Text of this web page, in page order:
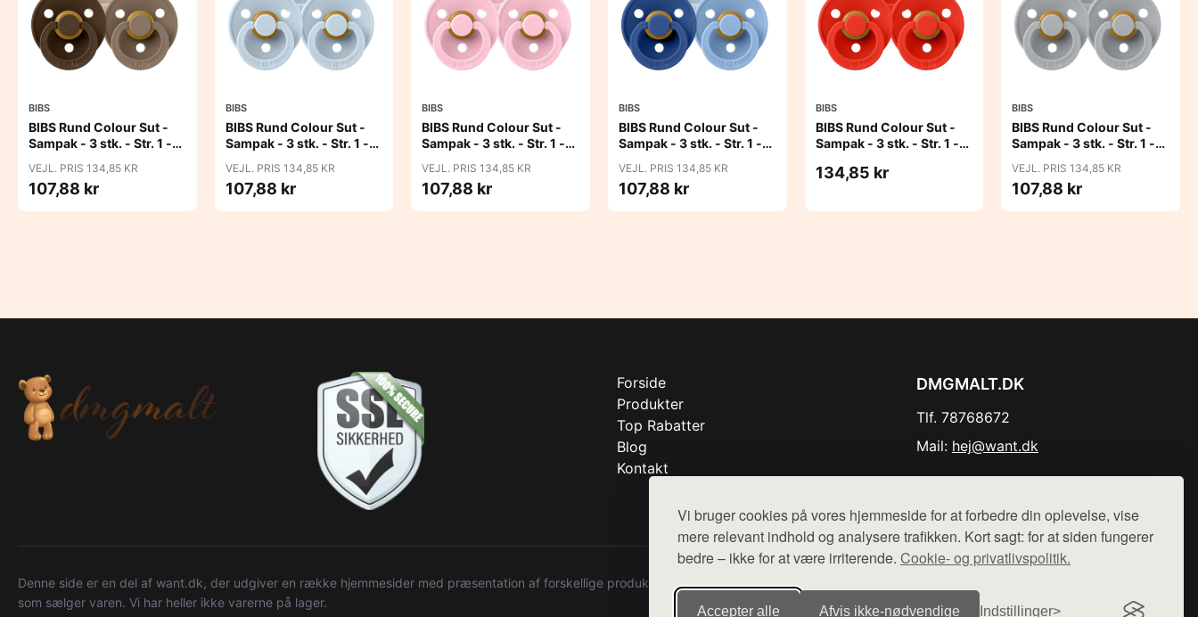
Vi bruger cookies på vores hjemmeside for at forbedre din oplevelse, vise
mere relevant indhold og analysere trafikken. Kort sagt: for at siden fungerer
bedre – ikke for at være irriterende. Cookie- og privatlivspolitik.
Accepter alle Afvis ikke‑nødvendige Indstillinger
BIBS
BIBS Rund Colour Sut -
Sampak - 3 stk. - Str. 1 -
VEJL. PRIS 134,85 KR
107,88 kr
BIBS
BIBS Rund Colour Sut -
Sampak - 3 stk. - Str. 1 -
VEJL. PRIS 134,85 KR
107,88 kr
BIBS
BIBS Rund Colour Sut -
Sampak - 3 stk. - Str. 1 -
VEJL. PRIS 134,85 KR
107,88 kr
BIBS
BIBS Rund Colour Sut -
Sampak - 3 stk. - Str. 1 -
VEJL. PRIS 134,85 KR
107,88 kr
BIBS
BIBS Rund Colour Sut -
Sampak - 3 stk. - Str. 1 -
134,85 kr
BIBS
BIBS Rund Colour Sut -
Sampak - 3 stk. - Str. 1 -
VEJL. PRIS 134,85 KR
107,88 kr
Forside
Produkter
Top Rabatter
Blog
Kontakt
DMGMALT.DK
Tlf. 78768672
Mail: hej@want.dk
Denne side er en del af want.dk, der udgiver en række hjemmesider med præsentation af forskellige produkter fra diverse webshops. Der sælges ikke varer fra denne side - vi henviser til de shops,
som sælger varen. Vi har heller ikke varerne på lager.